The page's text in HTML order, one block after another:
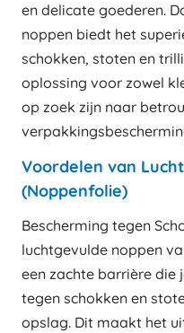
en delicate goederen.
noppen biedt het
schokken, stoten en
oplossing voor zowel
op zoek zijn naar
Voordelen van
(Noppenfolie)
Bescherming tegen
luchtgevulde noppen
een zachte barrière die
tegen schokken en
opslag. Dit maakt het